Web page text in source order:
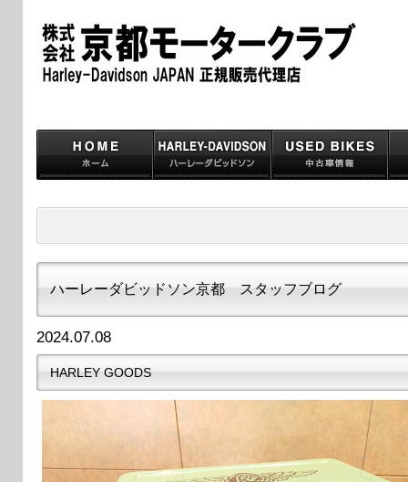
ハーレーダビッドソン京都 スタッフブログ
2024.07.08
HARLEY GOODS